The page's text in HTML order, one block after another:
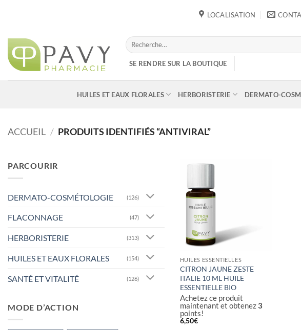
LOCALISATION
Recherche
pour :
SE RENDRE SUR LA BOUTIQUE
HUILES ET EAUX FLORALES HERBORISTERIE DERMATO-
ACCUEIL / PRODUITS IDENTIFIÉS “ANTIVIRAL”
PARCOURIR
DERMATO-COSMÉTOLOGIE (126)
FLACONNAGE (47)
HERBORISTERIE (313)
HUILES ET EAUX FLORALES (154)
SANTÉ ET VITALITÉ (126)
MODE D’ACTION
HUILES ESSENTIELLES
CITRON JAUNE ZESTE
ITALIE 10 ML HUILE
ESSENTIELLE BIO
Achetez ce produit
maintenant et obtenez3
points!
6,50€